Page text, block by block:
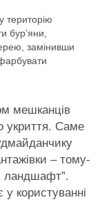
територію
бур’яни,
замінивши
мешканців
укриття. Саме
– тому-
ландшафт”.
у користуванні